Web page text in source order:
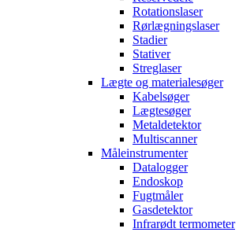
Rotationslaser
Rørlægningslaser
Stadier
Stativer
Streglaser
Lægte og materialesøger
Kabelsøger
Lægtesøger
Metaldetektor
Multiscanner
Måleinstrumenter
Datalogger
Endoskop
Fugtmåler
Gasdetektor
Infrarødt termometer